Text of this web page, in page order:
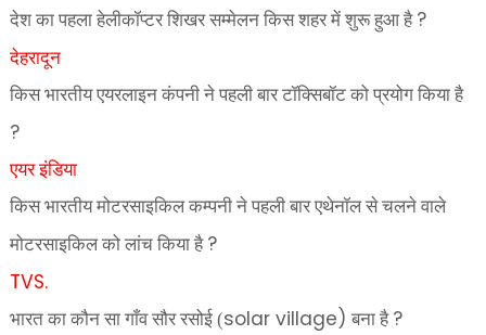
देश का पहला हेलीकॉप्टर शिखर सम्मेलन किस शहर में शुरू हुआ है ?
देहरादून
किस भारतीय एयरलाइन कंपनी ने पहली बार टॉक्सिबॉट को प्रयोग किया है
?
एयर इंडिया
किस भारतीय मोटरसाइकिल कम्पनी ने पहली बार एथेनॉल से चलने वाले
मोटरसाइकिल को लांच किया है ?
TVS.
भारत का कौन सा गाँव सौर रसोई (solar village) बना है ?